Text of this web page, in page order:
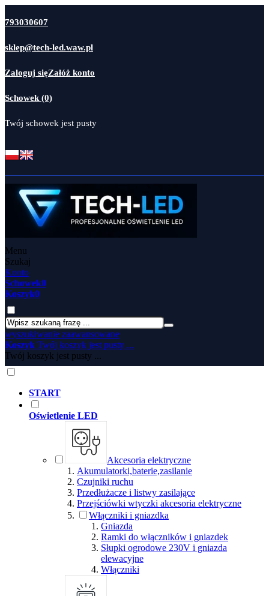
793030607
sklep@tech-led.waw.pl
Zaloguj sięZałóż konto
Schowek (0)
Twój schowek jest pusty
Menu
Szukaj
Konto
Schowek0
Koszyk0
wyszukiwanie zaawansowane
Koszyk Twój koszyk jest pusty ...
Twój koszyk jest pusty ...
START
Oświetlenie LED
Akcesoria elektryczne
Akumulatorki,baterie,zasilanie
Czujniki ruchu
Przedłużacze i listwy zasilające
Przejściówki wtyczki akcesoria elektryczne
Włączniki i gniazdka
Gniazda
Ramki do włączników i gniazdek
Słupki ogrodowe 230V i gniazda
elewacyjne
Włączniki